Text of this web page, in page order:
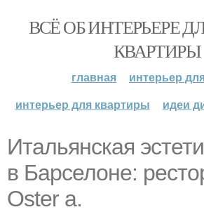
ВСЁ ОБ ИНТЕРЬЕРЕ
КВАРТИРЫ
главная
интерьер
интерьер для квартиры
идеи
Итальянская
в Барселоне:
Oster a.